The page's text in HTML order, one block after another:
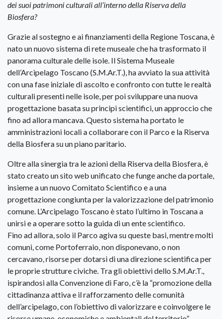
dei suoi patrimoni culturali all’interno della Riserva della
Biosfera?
Grazie al sostegno e ai finanziamenti della Regione Toscana, è
nato un nuovo sistema di rete museale che ha trasformato il
panorama culturale delle isole. Il Sistema Museale
dell’Arcipelago Toscano (S.M.Ar.T.), ha avviato la sua attività
con una fase iniziale di ascolto e confronto con tutte le realtà
culturali presenti nelle isole, per poi sviluppare una nuova
progettazione basata su principi scientifici, un approccio che
fino ad allora mancava. Questo sistema ha portato le
amministrazioni locali a collaborare con il Parco e la Riserva
della Biosfera su un piano paritario.
Oltre alla sinergia tra le azioni della Riserva della Biosfera, è
stato creato un sito web unificato che funge anche da portale,
insieme a un nuovo Comitato Scientifico e a una
progettazione congiunta per la valorizzazione del patrimonio
comune. L’Arcipelago Toscano è stato l’ultimo in Toscana a
unirsi e a operare sotto la guida di un ente scientifico.
Fino ad allora, solo il Parco agiva su queste basi, mentre molti
comuni, come Portoferraio, non disponevano, o non
cercavano, risorse per dotarsi di una direzione scientifica per
le proprie strutture civiche. Tra gli obiettivi dello S.M.Ar.T.,
ispirandosi alla Convenzione di Faro, c’è la “promozione della
cittadinanza attiva e il rafforzamento delle comunità
dell’arcipelago, con l’obiettivo di valorizzare e coinvolgere le